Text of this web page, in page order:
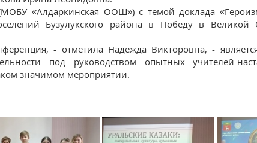
«Алдаркинская ООШ») с темой доклада
Бузулукского района в Победу в
- отметила Надежда Викторовна, -
под руководством опытных учителей-
значимом мероприятии.